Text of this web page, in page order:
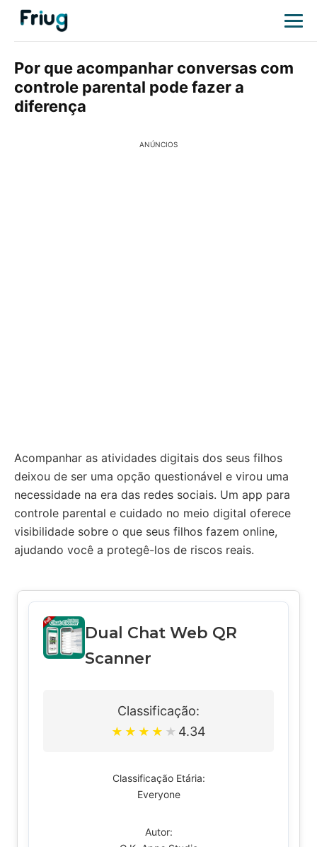
Por que acompanhar conversas com
controle parental pode fazer a
diferença
ANÚNCIOS
Acompanhar as atividades digitais dos seus filhos
deixou de ser uma opção questionável e virou uma
necessidade na era das redes sociais. Um app para
controle parental e cuidado no meio digital oferece
visibilidade sobre o que seus filhos fazem online,
ajudando você a protegê-los de riscos reais.
Dual Chat Web QR
Scanner
Classificação:
★ ★ ★ ★ ★ 4.34
Classificação Etária:
Everyone
Autor: